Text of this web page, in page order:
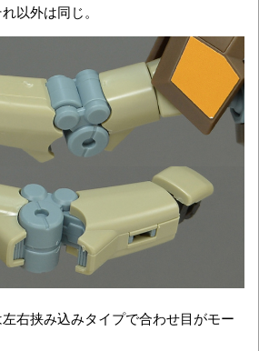
以外は同じ。
右挟み込みタイプで合わせ目がモー